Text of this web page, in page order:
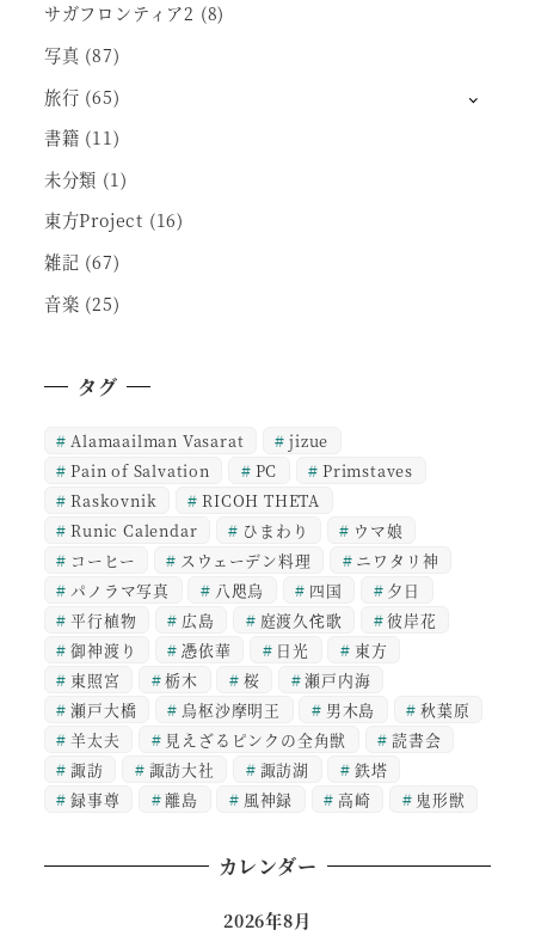
サガフロンティア2 (8)
写真 (87)
旅行 (65)
書籍 (11)
未分類 (1)
東方Project (16)
雑記 (67)
音楽 (25)
タグ
Alamaailman Vasarat
jizue
Pain of Salvation
PC
Primstaves
Raskovnik
RICOH THETA
Runic Calendar
ひまわり
ウマ娘
コーヒー
スウェーデン料理
ニワタリ神
パノラマ写真
八咫烏 四国
夕日
平行植物
広島 庭渡久侘歌
彼岸花
御神渡り
憑依華 日光
東方
東照宮
栃木 桜
瀬戸内海
瀬戸大橋
烏枢沙摩明王 男木島
秋葉原
羊太夫
見えざるピンクの全角獣
読書会
諏訪
諏訪大社 諏訪湖
鉄塔
録事尊
離島 風神録 高崎 鬼形獣
カレンダー
2026年8月